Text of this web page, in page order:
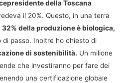
della Toscana
il 20%. Questo, in una terra
32% della produzione è biologica,
passo. Inoltre ho chiesto di
di sostenibilità. Un milione
che investiranno per fare dei
una certificazione globale